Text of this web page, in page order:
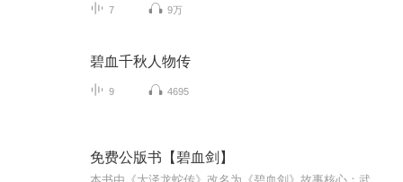
7 9万
碧血千秋人物传
9 4695
免费公版书【碧血剑】